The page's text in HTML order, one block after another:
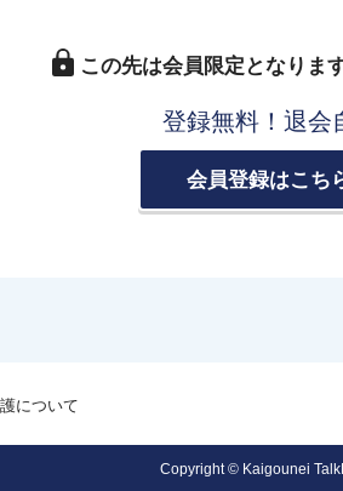
この先は会員限定となります
登録無料！退会
会員登録はこち
について
Copyright © Kaigounei